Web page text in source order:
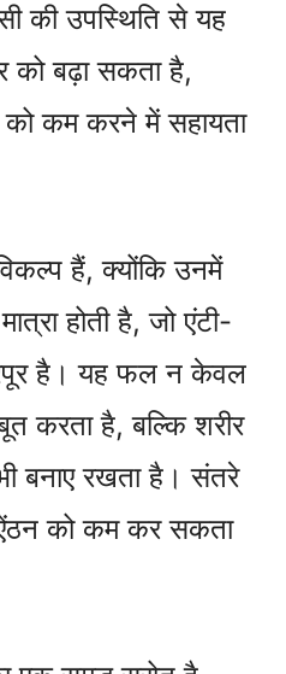
की उपस्थिति से यह
को बढ़ा सकता है,
को कम करने में सहायता
हैं, क्योंकि उनमें
होती है, जो एंटी-
है। यह फल न केवल
करता है, बल्कि शरीर
बनाए रखता है। संतरे
ऐंठन को कम कर सकता